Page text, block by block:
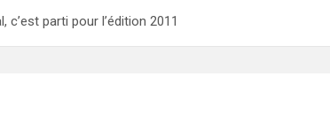
c’est parti pour l’édition 2011